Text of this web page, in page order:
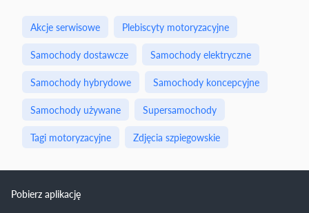
Akcje serwisowe
Plebiscyty motoryzacyjne
Samochody dostawcze
Samochody elektryczne
Samochody hybrydowe
Samochody koncepcyjne
Samochody używane
Supersamochody
Tagi motoryzacyjne
Zdjęcia szpiegowskie
Pobierz aplikację